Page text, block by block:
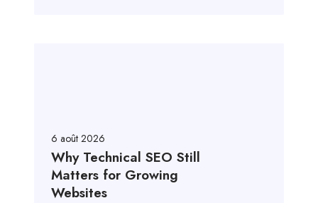
6 août 2026
Why Technical SEO Still
Matters for Growing
Websites